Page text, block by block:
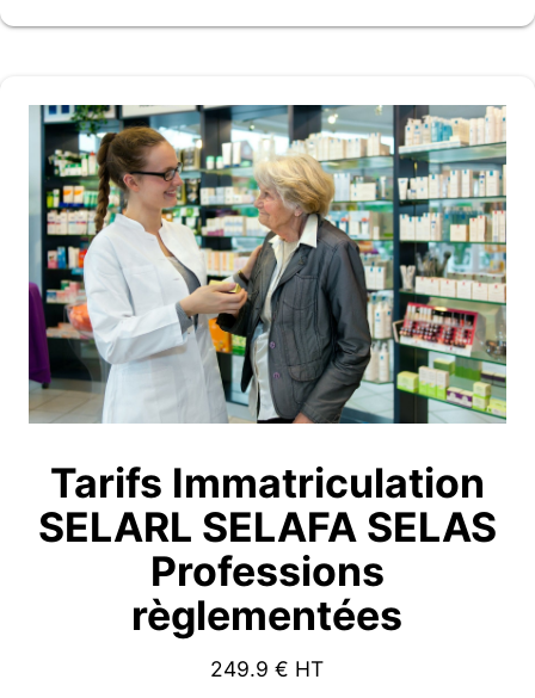
Tarifs Immatriculation
SELARL SELAFA SELAS
Professions
règlementées
249.9 € HT